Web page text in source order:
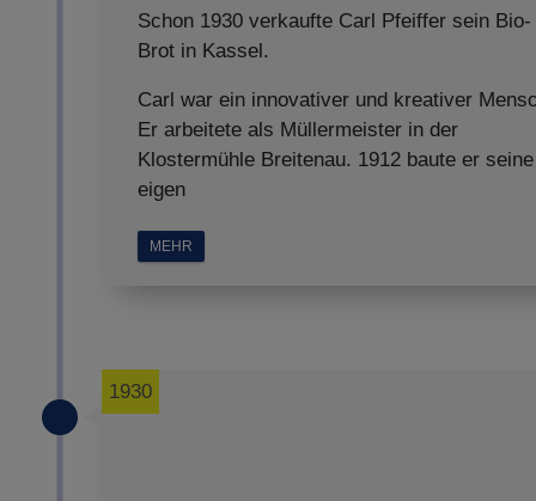
Schon 1930 verkaufte Carl Pfeiffer sein Bio-
Brot in Kassel.
Carl war ein innovativer und kreativer
Er arbeitete als Müllermeister in der
Klostermühle Breitenau. 1912 baute er seine
eigen
MEHR
1930